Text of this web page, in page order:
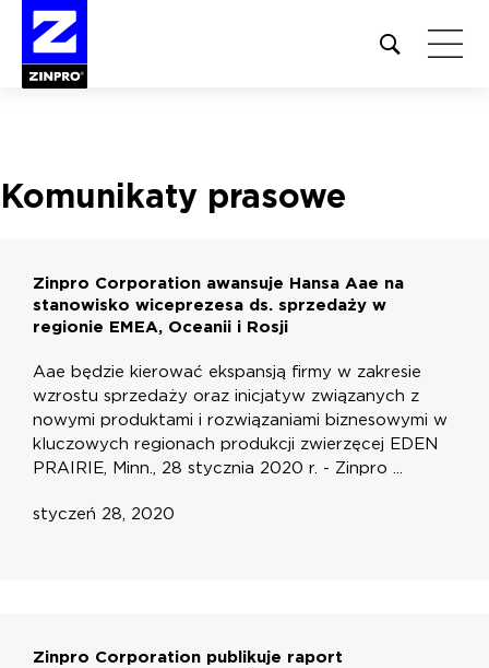
Open
site
Komunikaty prasowe
Zinpro Corporation awansuje Hansa Aae na
stanowisko wiceprezesa ds. sprzedaży w
regionie EMEA, Oceanii i Rosji
Aae będzie kierować ekspansją firmy w zakresie
wzrostu sprzedaży oraz inicjatyw związanych z
nowymi produktami i rozwiązaniami biznesowymi w
kluczowych regionach produkcji zwierzęcej EDEN
PRAIRIE, Minn., 28 stycznia 2020 r. - Zinpro ...
styczeń 28, 2020
Zinpro Corporation publikuje raport